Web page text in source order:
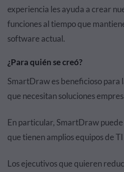
experiencia les ayuda a crear
funciones al tiempo que
software actual.
¿Para quién se creó?
SmartDraw es beneficioso para
que necesitan soluciones
En particular, SmartDraw
que tienen amplios equipos de
Los ejecutivos que quieren